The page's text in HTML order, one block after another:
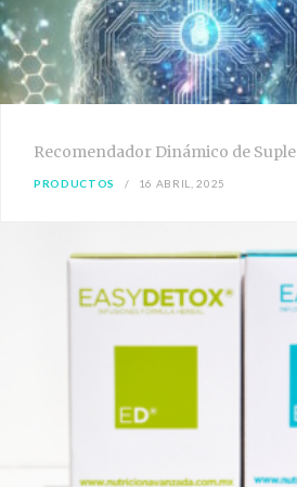
Recomendador Dinámico de
PRODUCTOS 16 ABRIL, 2025